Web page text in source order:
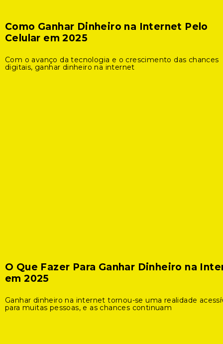
Como Ganhar Dinheiro na Internet Pelo
Celular em 2025
Com o avanço da tecnologia e o crescimento das chances
digitais, ganhar dinheiro na internet
O Que Fazer Para Ganhar Dinheiro na
em 2025
Ganhar dinheiro na internet tornou-se uma realidade
para muitas pessoas, e as chances continuam